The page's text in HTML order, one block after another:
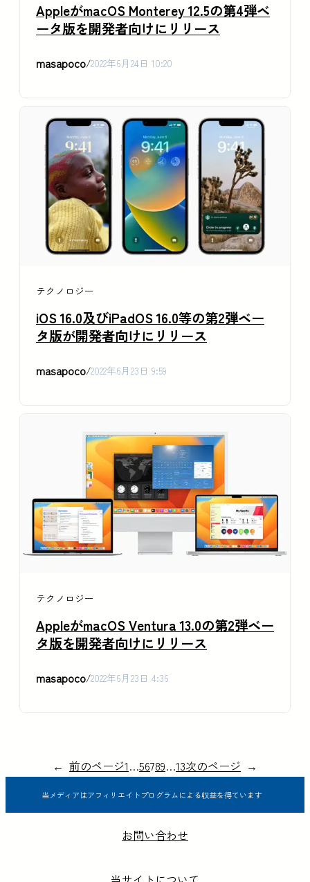
AppleがmacOS Monterey 12.5の第4弾ベ
ータ版を開発者向けにリリース
masapoco/2022年6月24日 10:20
テクノロジー
iOS 16.0及びiPadOS 16.0等の第2弾ベー
タ版が開発者向けにリリース
masapoco/2022年6月23日 9:59
テクノロジー
AppleがmacOS Ventura 13.0の第2弾ベー
タ版を開発者向けにリリース
masapoco/2022年6月23日 4:36
← 前のページ1…56789…13次のページ →
当メディアはアフィリエイトプログラムによる収益を得ています
お問い合わせ